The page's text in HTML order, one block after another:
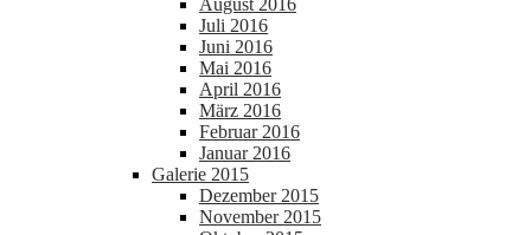
Juli 2016
Juni 2016
Mai 2016
April 2016
März 2016
Februar 2016
Januar 2016
Galerie 2015
Dezember 2015
November 2015